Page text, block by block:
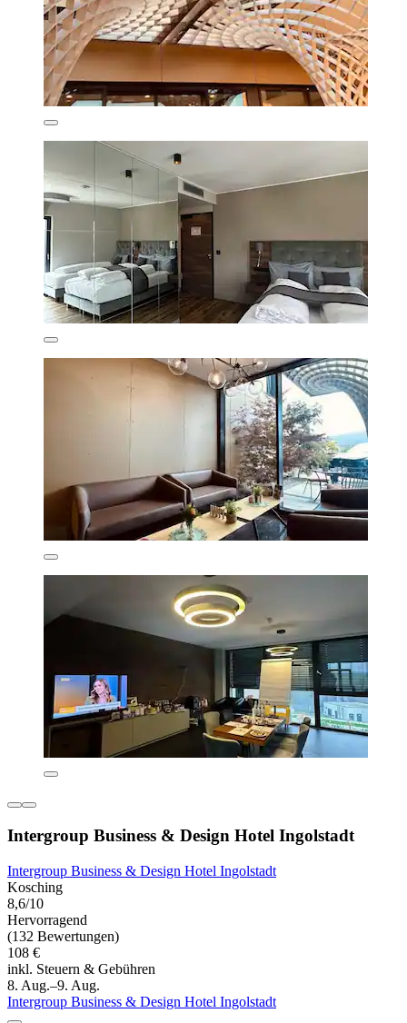
Intergroup Business & Design Hotel Ingolstadt
Intergroup Business & Design Hotel Ingolstadt
Kosching
8,6/10
Hervorragend
(132 Bewertungen)
108 €
inkl. Steuern & Gebühren
8. Aug.–9. Aug.
Intergroup Business & Design Hotel Ingolstadt